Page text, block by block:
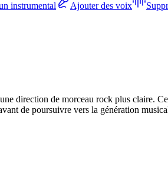
instrumental Ajouter des voix
direction de morceau rock plus claire.
de poursuivre vers la génération